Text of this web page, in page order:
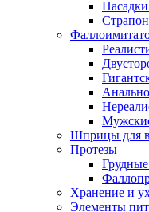
Шприцы для
Протезы
Хранение и
Элементы